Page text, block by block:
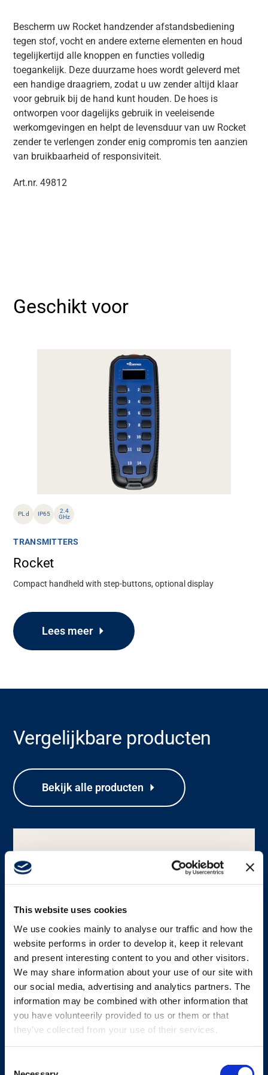
This website uses cookies
We use cookies mainly to analyse our traffic and how the
website performs in order to develop it, keep it relevant
and present interesting content to you and other visitors.
We may share information about your use of our site with
our social media, advertising and analytics partners. The
information may be combined with other information that
you have volunteerily provided to us or them or that
they’ve collected from your use of their services.
Ondersteuning
Over
Mediabank
Bescherm uw Rocket handzender afstandsbediening
tegen stof, vocht en andere externe elementen en houd
tegelijkertijd alle knoppen en functies volledig
toegankelijk. Deze duurzame hoes wordt geleverd met
een handige draagriem, zodat u uw zender altijd klaar
voor gebruik bij de hand kunt houden. De hoes is
ontworpen voor dagelijks gebruik in veeleisende
werkomgevingen en helpt de levensduur van uw Rocket
zender te verlengen zonder enig compromis ten aanzien
van bruikbaarheid of responsiviteit.
Art.nr. 49812
Geschikt voor
PL d IP65
2.4
GHz
TRANSMITTERS
Rocket
Compact handheld with step-buttons, optional display
Lees meer
Vergelijkbare producten
Bekijk alle producten
Hoes voor Handy
Schokabsorberende siliconen hoes voor Handy